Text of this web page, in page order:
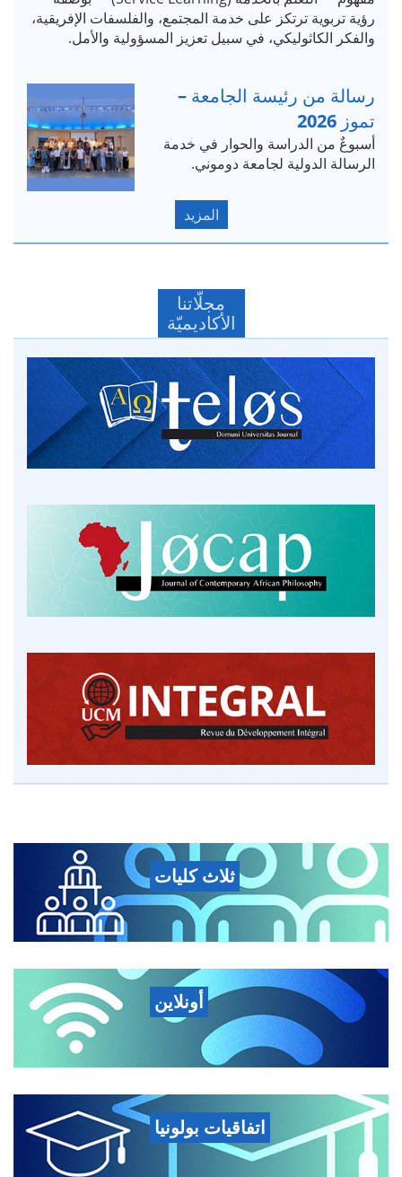
رؤية تربوية ترتكز على خدمة المجتمع، والفلسفات الإفريقية،
والفكر الكاثوليكي، في سبيل تعزيز المسؤولية والأمل.
رسالة من رئيسة الجامعة –
تموز 2026
أسبوعٌ من الدراسة والحوار في خدمة
الرسالة الدولية لجامعة دوموني.
المزيد
مجلّاتنا
الأكاديميّة
ثلاث كليات
أونلاين
اتفاقيات بولونيا